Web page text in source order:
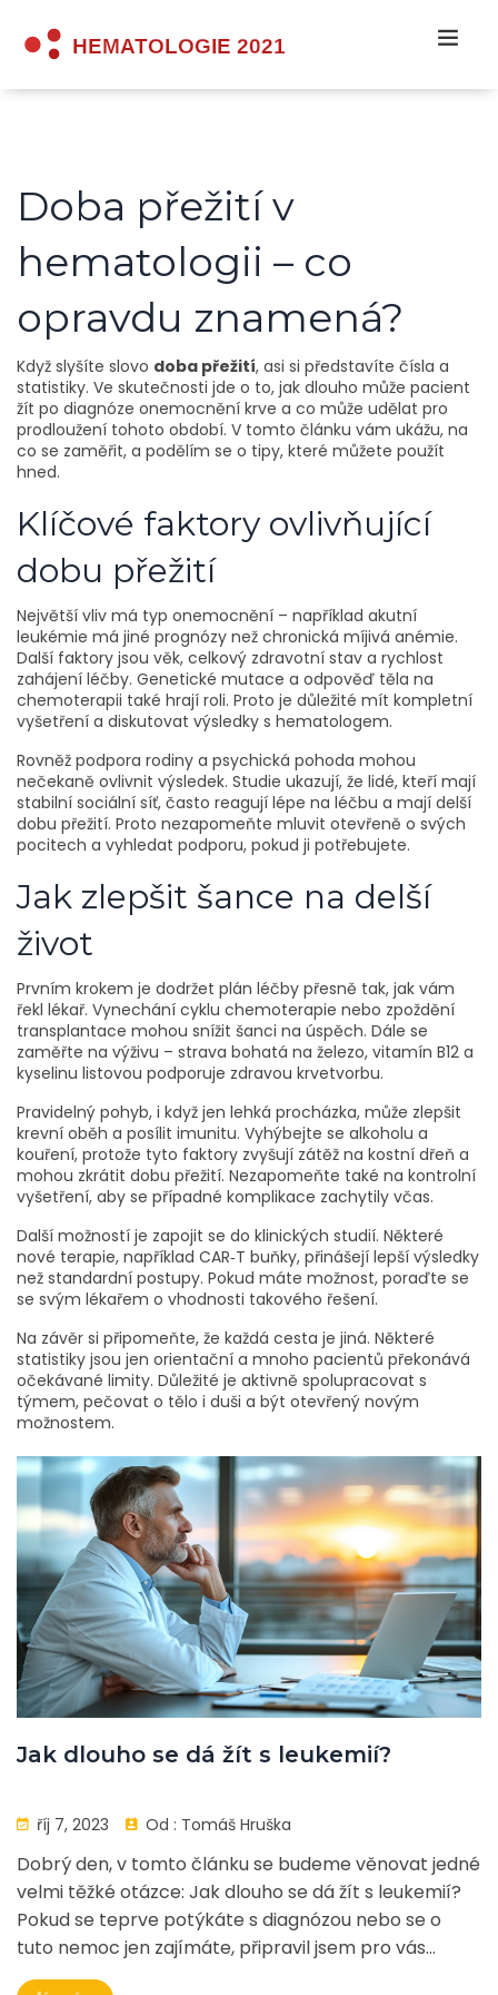
Doba přežití v
hematologii – co
opravdu znamená?
Když slyšíte slovo doba přežití, asi si představíte čísla a
statistiky. Ve skutečnosti jde o to, jak dlouho může pacient
žít po diagnóze onemocnění krve a co může udělat pro
prodloužení tohoto období. V tomto článku vám ukážu, na
co se zaměřit, a podělím se o tipy, které můžete použít
hned.
Klíčové faktory ovlivňující
dobu přežití
Největší vliv má typ onemocnění – například akutní
leukémie má jiné prognózy než chronická míjivá anémie.
Další faktory jsou věk, celkový zdravotní stav a rychlost
zahájení léčby. Genetické mutace a odpověď těla na
chemoterapii také hrají roli. Proto je důležité mít kompletní
vyšetření a diskutovat výsledky s hematologem.
Rovněž podpora rodiny a psychická pohoda mohou
nečekaně ovlivnit výsledek. Studie ukazují, že lidé, kteří mají
stabilní sociální síť, často reagují lépe na léčbu a mají delší
dobu přežití. Proto nezapomeňte mluvit otevřeně o svých
pocitech a vyhledat podporu, pokud ji potřebujete.
Jak zlepšit šance na delší
život
Prvním krokem je dodržet plán léčby přesně tak, jak vám
řekl lékař. Vynechání cyklu chemoterapie nebo zpoždění
transplantace mohou snížit šanci na úspěch. Dále se
zaměřte na výživu – strava bohatá na železo, vitamín B12 a
kyselinu listovou podporuje zdravou krvetvorbu.
Pravidelný pohyb, i když jen lehká procházka, může zlepšit
krevní oběh a posílit imunitu. Vyhýbejte se alkoholu a
kouření, protože tyto faktory zvyšují zátěž na kostní dřeň a
mohou zkrátit dobu přežití. Nezapomeňte také na kontrolní
vyšetření, aby se případné komplikace zachytily včas.
Další možností je zapojit se do klinických studií. Některé
nové terapie, například CAR‑T buňky, přinášejí lepší výsledky
než standardní postupy. Pokud máte možnost, poraďte se
se svým lékařem o vhodnosti takového řešení.
Na závěr si připomeňte, že každá cesta je jiná. Některé
statistiky jsou jen orientační a mnoho pacientů překonává
očekávané limity. Důležité je aktivně spolupracovat s
týmem, pečovat o tělo i duši a být otevřený novým
možnostem.
Jak dlouho se dá žít s leukemií?
říj 7, 2023 Od : Tomáš Hruška
Dobrý den, v tomto článku se budeme věnovat jedné
velmi těžké otázce: Jak dlouho se dá žít s leukemií?
Pokud se teprve potýkáte s diagnózou nebo se o
tuto nemoc jen zajímáte, připravil jsem pro vás
několik důležitých informací. Budeme se zajímat o